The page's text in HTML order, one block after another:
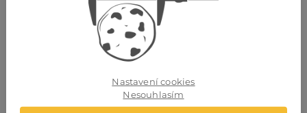
Nastavení cookies
Nesouhlasím